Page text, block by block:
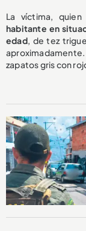
La víctima,
habitante en
edad, de tez
zapatos gris con